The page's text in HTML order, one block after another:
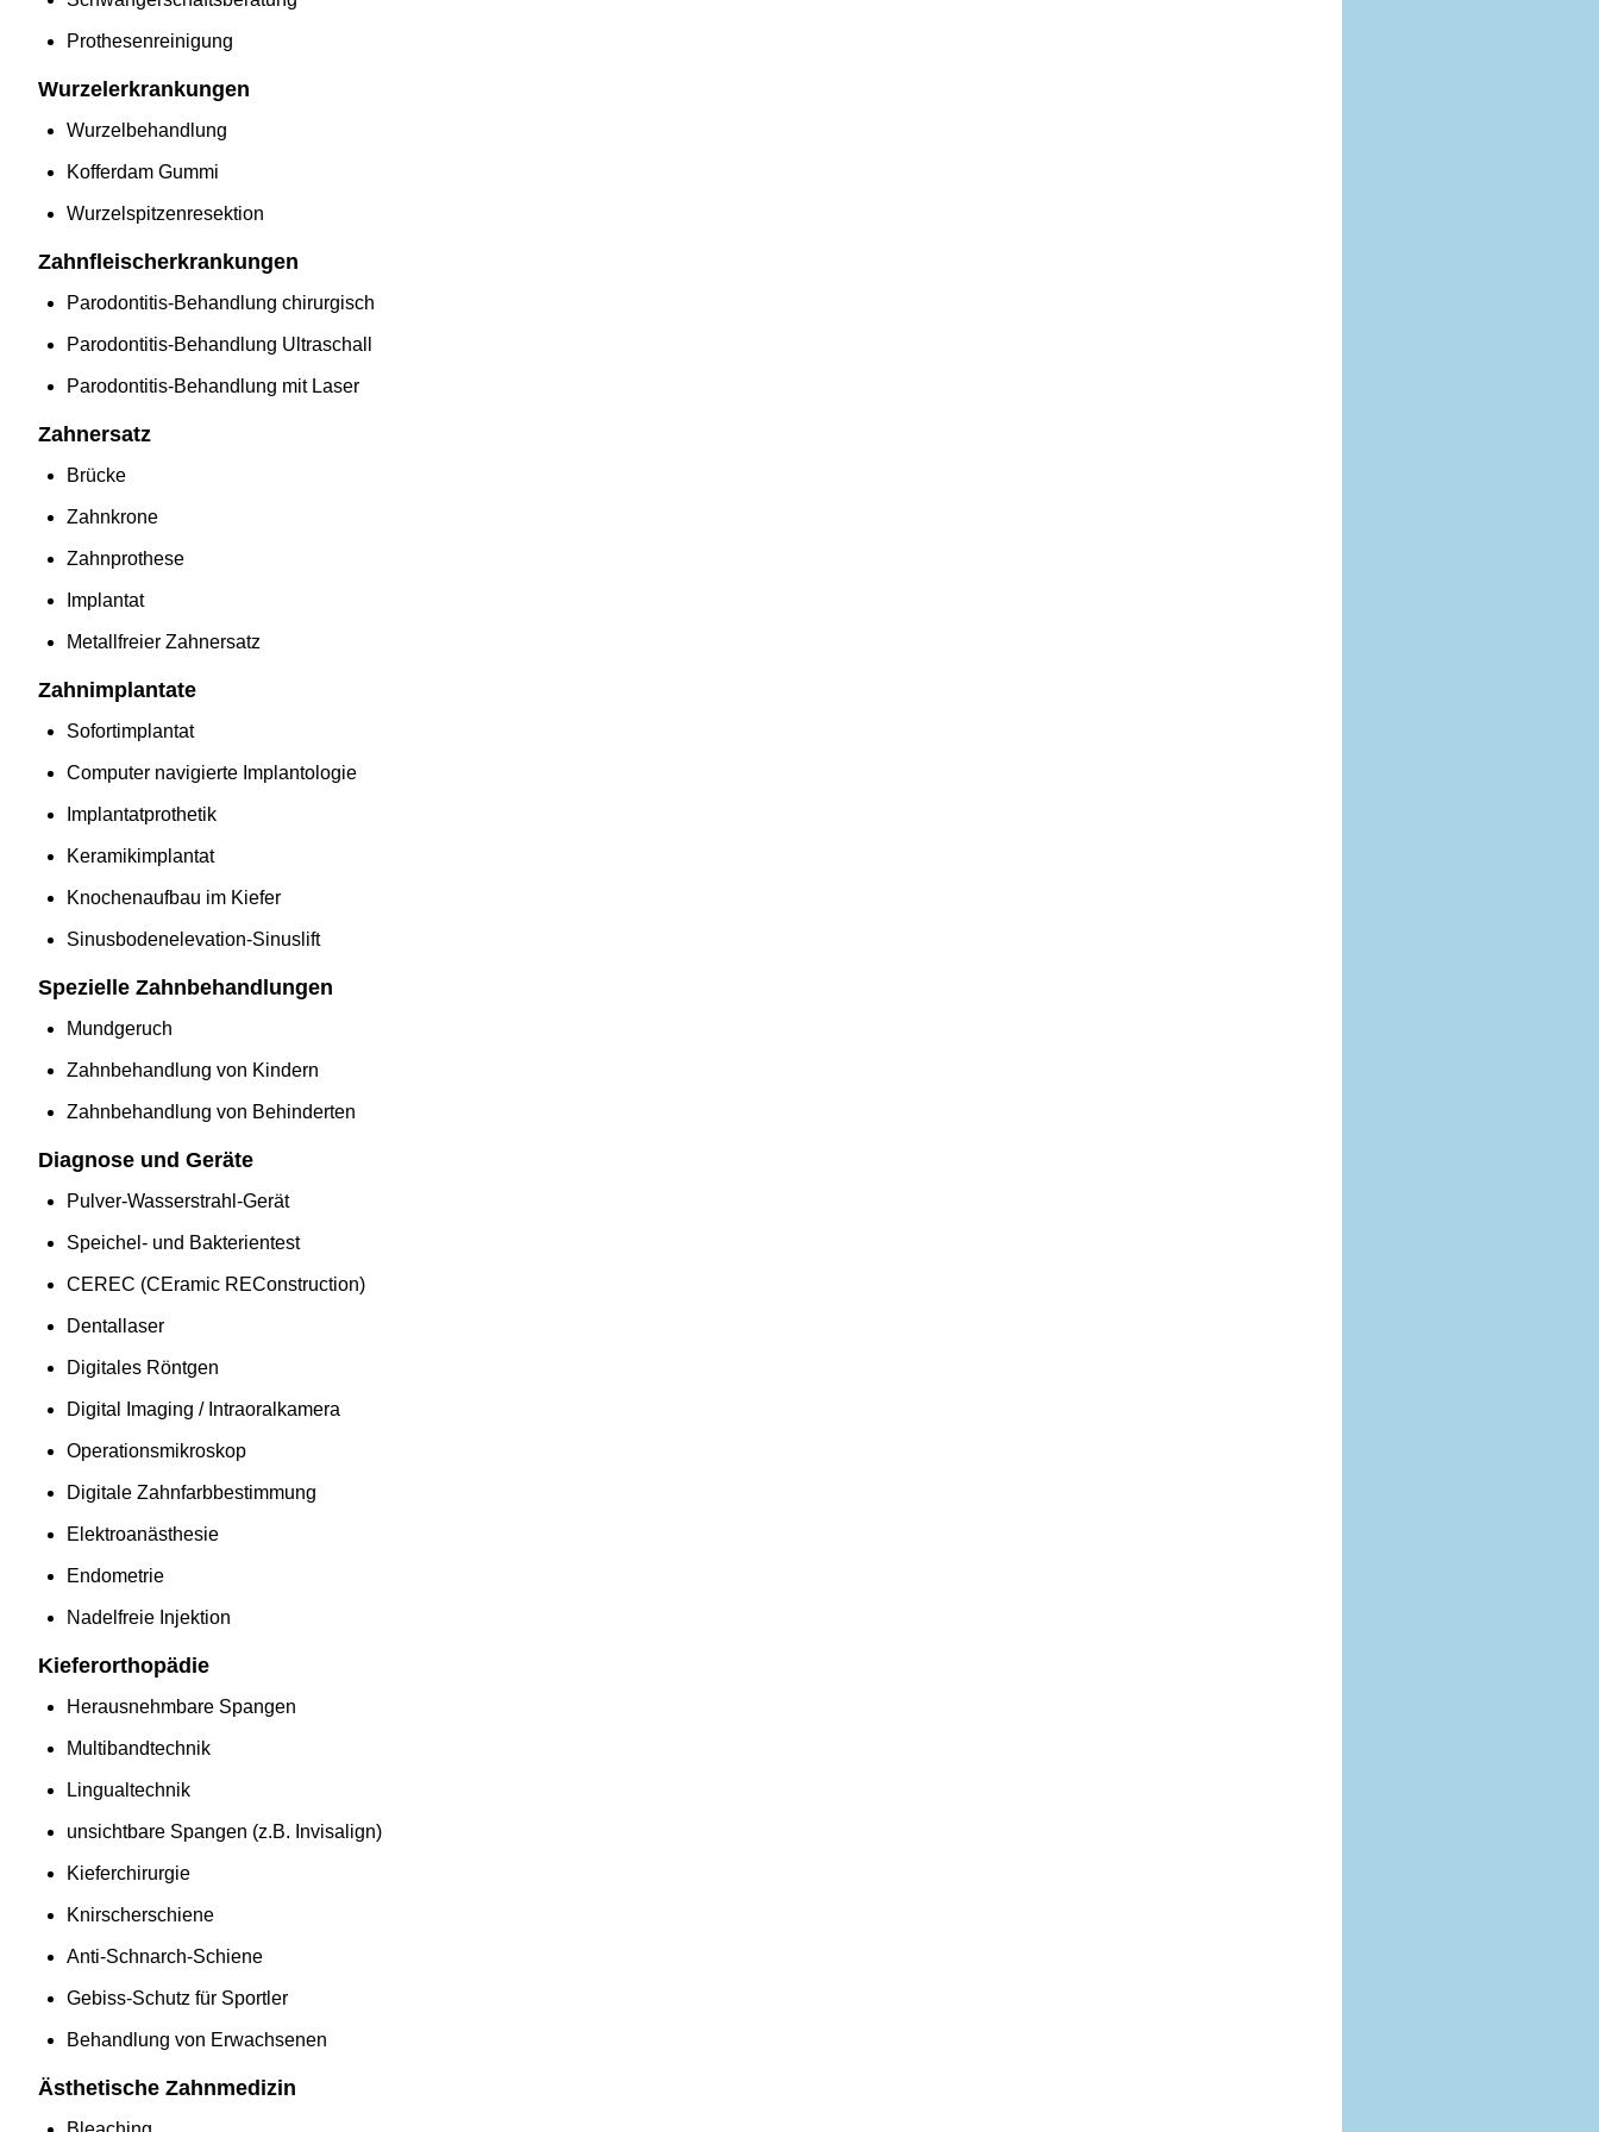
Prothesenreinigung
Wurzelerkrankungen
Wurzelbehandlung
Kofferdam Gummi
Wurzelspitzenresektion
Zahnfleischerkrankungen
Parodontitis-Behandlung chirurgisch
Parodontitis-Behandlung Ultraschall
Parodontitis-Behandlung mit Laser
Zahnersatz
Brücke
Zahnkrone
Zahnprothese
Implantat
Metallfreier Zahnersatz
Zahnimplantate
Sofortimplantat
Computer navigierte Implantologie
Implantatprothetik
Keramikimplantat
Knochenaufbau im Kiefer
Sinusbodenelevation-Sinuslift
Spezielle Zahnbehandlungen
Mundgeruch
Zahnbehandlung von Kindern
Zahnbehandlung von Behinderten
Diagnose und Geräte
Pulver-Wasserstrahl-Gerät
Speichel- und Bakterientest
CEREC (CEramic REConstruction)
Dentallaser
Digitales Röntgen
Digital Imaging / Intraoralkamera
Operationsmikroskop
Digitale Zahnfarbbestimmung
Elektroanästhesie
Endometrie
Nadelfreie Injektion
Kieferorthopädie
Herausnehmbare Spangen
Multibandtechnik
Lingualtechnik
unsichtbare Spangen (z.B. Invisalign)
Kieferchirurgie
Knirscherschiene
Anti-Schnarch-Schiene
Gebiss-Schutz für Sportler
Behandlung von Erwachsenen
Ästhetische Zahnmedizin